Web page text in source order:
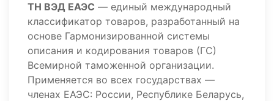
ТН ВЭД ЕАЭС — единый международный
классификатор товаров, разработанный на
основе Гармонизированной системы
описания и кодирования товаров (ГС)
Всемирной таможенной организации.
Применяется во всех государствах —
членах ЕАЭС: России, Республике Беларусь,